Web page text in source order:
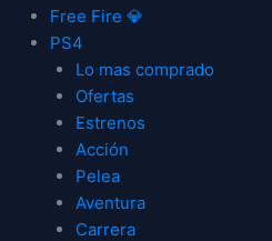
Free Fire 💎
PS4
Lo mas comprado
Ofertas
Estrenos
Acción
Pelea
Aventura
Carrera